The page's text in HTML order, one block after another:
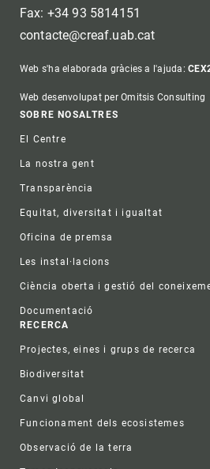
Fax: +34 93 5814151
contacte@creaf.uab.cat
Web s'ha elaborada gràcies a l'ajuda:
Web desenvolupat per Omitsis Consulting
Footer
SOBRE NOSALTRES
El Centre
La nostra gent
Transparència
Equitat, diversitat i igualtat
Oficina de premsa
Les instal·lacions
Ciència oberta i gestió del
Documentació
RECERCA
Projectes, eines i grups de recerca
Biodiversitat
Canvi global
Funcionament dels ecosistemes
Observació de la terra